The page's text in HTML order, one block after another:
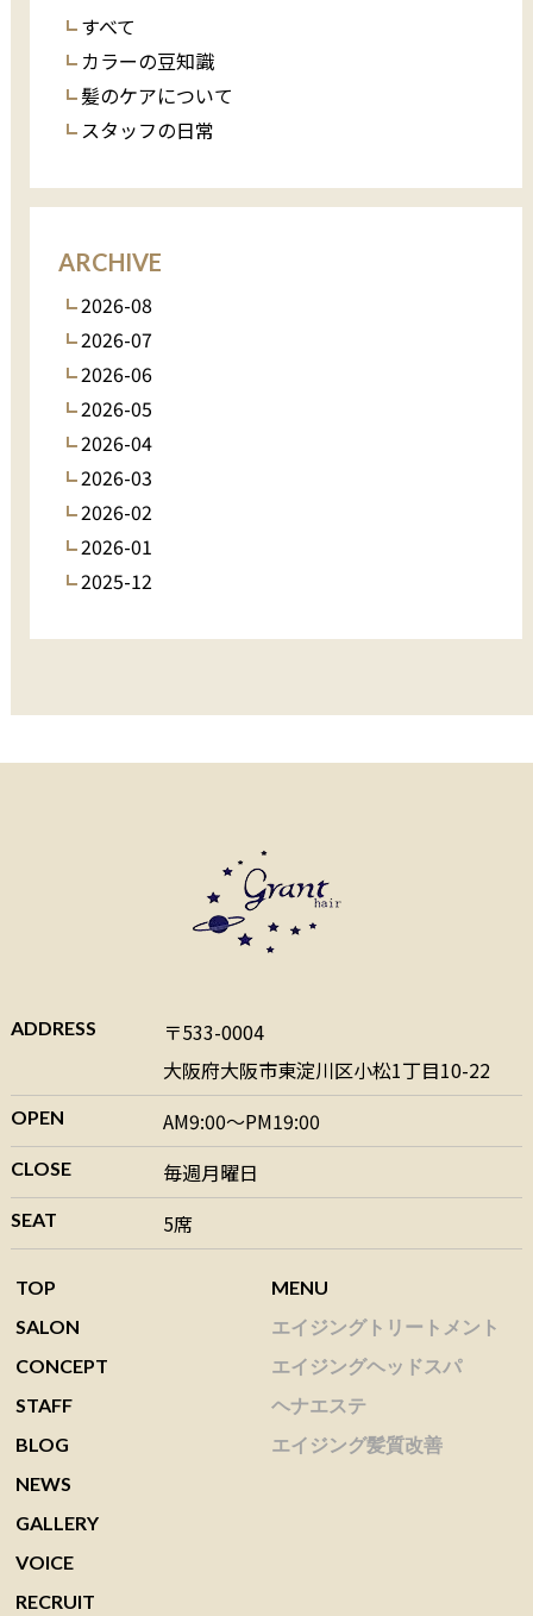
すべて
カラーの豆知識
髪のケアについて
スタッフの日常
ARCHIVE
2026-08
2026-07
2026-06
2026-05
2026-04
2026-03
2026-02
2026-01
2025-12
ADDRESS
〒533-0004
大阪府大阪市東淀川区小松1丁目10-22
OPEN AM9:00～PM19:00
CLOSE 毎週月曜日
SEAT 5席
TOP
SALON
CONCEPT
STAFF
BLOG
NEWS
MENU
エイジングトリートメント
エイジングヘッドスパ
ヘナエステ
エイジング髪質改善
GALLERY
VOICE
RECRUIT